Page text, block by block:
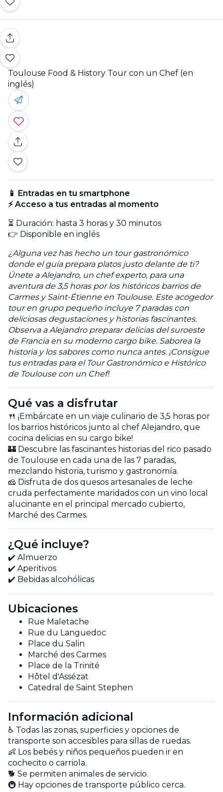
Toulouse Food & History Tour con un Chef (en
inglés)
📱 Entradas en tu smartphone
⚡ Acceso a tus entradas al momento
⏳ Duración: hasta 3 horas y 30 minutos
👉 Disponible en inglés
¿Alguna vez has hecho un tour gastronómico
donde el guía prepara platos justo delante de ti?
Únete a Alejandro, un chef experto, para una
aventura de 3,5 horas por los históricos barrios de
Carmes y Saint-Étienne en Toulouse. Este acogedor
tour en grupo pequeño incluye 7 paradas con
deliciosas degustaciones y historias fascinantes.
Observa a Alejandro preparar delicias del suroeste
de Francia en su moderno cargo bike. Saborea la
historia y los sabores como nunca antes. ¡Consigue
tus entradas para el Tour Gastronómico e Histórico
de Toulouse con un Chef!
Qué vas a disfrutar
🍴 ¡Embárcate en un viaje culinario de 3,5 horas por
los barrios históricos junto al chef Alejandro, que
cocina delicias en su cargo bike!
🏰 Descubre las fascinantes historias del rico pasado
de Toulouse en cada una de las 7 paradas,
mezclando historia, turismo y gastronomía.
🧀 Disfruta de dos quesos artesanales de leche
cruda perfectamente maridados con un vino local
alucinante en el principal mercado cubierto,
Marché des Carmes.
¿Qué incluye?
✔️ Almuerzo
✔️ Aperitivos
✔️ Bebidas alcohólicas
Ubicaciones
Rue Maletache
Rue du Languedoc
Place du Salin
Marché des Carmes
Place de la Trinité
Hôtel d'Assézat
Catedral de Saint Stephen
Información adicional
♿ Todas las zonas, superficies y opciones de
transporte son accesibles para sillas de ruedas.
👶 Los bebés y niños pequeños pueden ir en
cochecito o carriola.
🐕 Se permiten animales de servicio.
🚇 Hay opciones de transporte público cerca.